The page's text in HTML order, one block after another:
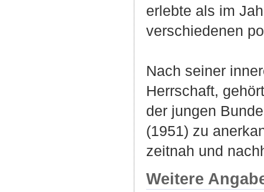
erlebte als im
verschiedenen
Nach seiner
Herrschaft,
der jungen
(1951) zu
zeitnah und
Weitere